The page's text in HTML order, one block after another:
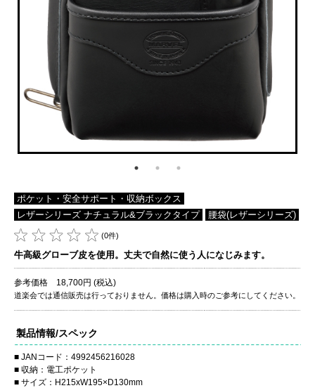
ポケット・安全サポート・収納ボックス
レザーシリーズ ナチュラル&ブラックタイプ
腰袋(レザーシリーズ)
(0件)
牛高級グローブ皮を使用。丈夫で自然に使う人になじみます。
参考価格 18,700円 (税込)
道楽会では通信販売は行っておりません。価格は購入時のご参考にしてください。
製品情報/スペック
JANコード：4992456216028
収納：電工ポケット
サイズ：H215xW195×D130mm